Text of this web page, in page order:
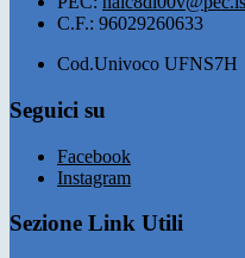
C.F.: 96029260633
Cod.Univoco UFNS7H
Seguici su
Facebook
Instagram
Sezione Link Utili